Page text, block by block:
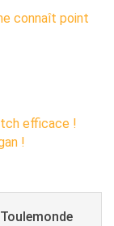
connaît point
efficace !
!